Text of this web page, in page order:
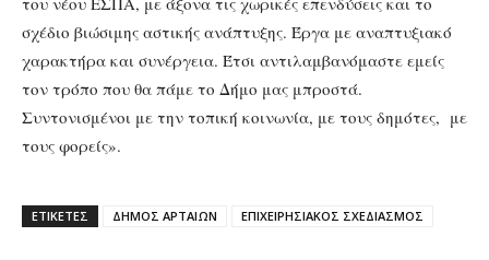
σχέδιο βιώσιμης αστικής ανάπτυξης. Έργα με αναπτυξιακό
χαρακτήρα και συνέργεια. Έτσι αντιλαμβανόμαστε εμείς
τον τρόπο που θα πάμε το Δήμο μας μπροστά.
Συντονισμένοι με την τοπική κοινωνία, με τους δημότες, με
τους φορείς».
ΕΤΙΚΕΤΕΣ ΔΗΜΟΣ ΑΡΤΑΙΩΝ ΕΠΙΧΕΙΡΗΣΙΑΚΟΣ ΣΧΕΔΙΑΣΜΟΣ